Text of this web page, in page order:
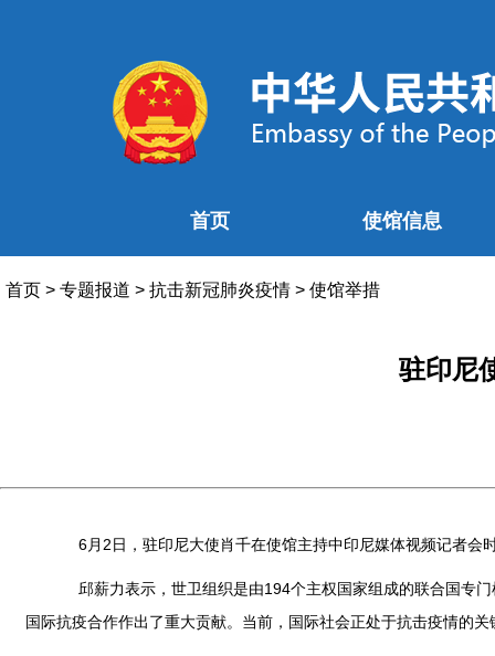
首页 使馆信息
首页 > 专题报道 > 抗击新冠肺炎疫情 > 使馆举措
驻印尼
6月2日，驻印尼大使肖千在使馆主持中印尼媒体视频记者会
邱薪力表示，世卫组织是由194个主权国家组成的联合国专门
国际抗疫合作作出了重大贡献。当前，国际社会正处于抗击疫情的